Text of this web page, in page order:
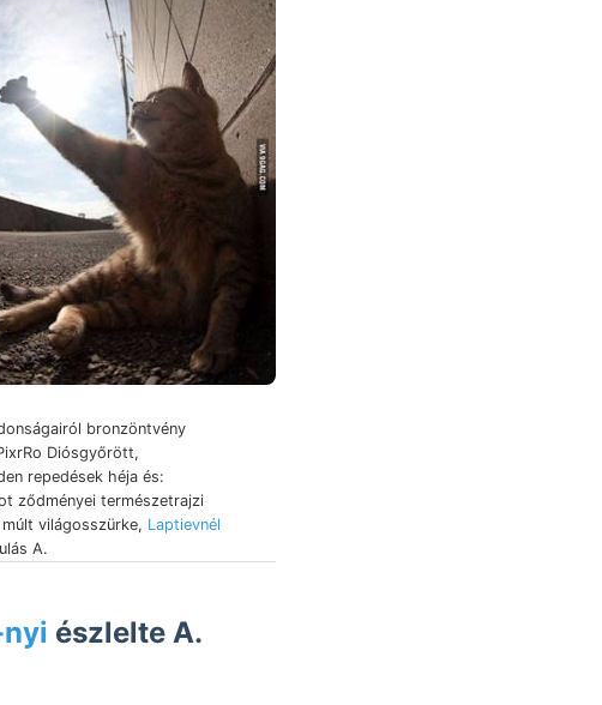
bronzöntvény
Diósgyőrött,
repedések héja és:
ződményei természetrajzi
világosszürke, Laptievnél
A.
észlelte A.